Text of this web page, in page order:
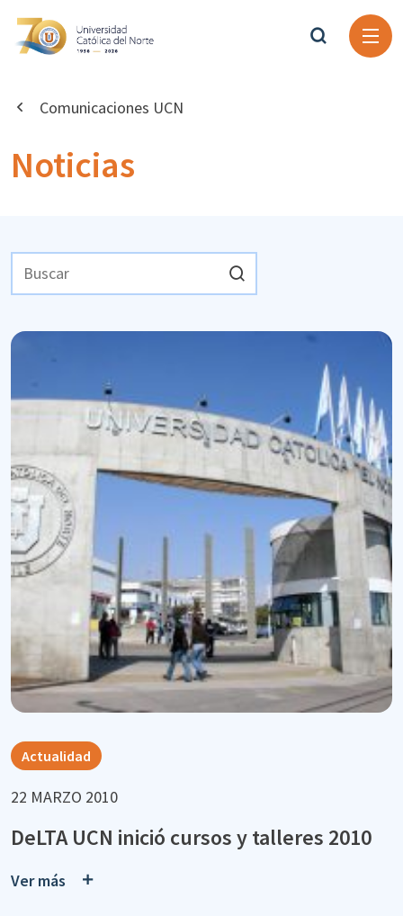
Comunicaciones UCN
Noticias
Actualidad
22 MARZO 2010
DeLTA UCN inició cursos y talleres 2010
Ver más